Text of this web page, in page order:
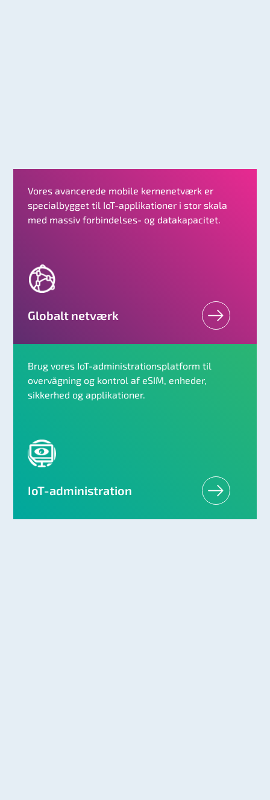
Vores avancerede mobile kernenetværk er
specialbygget til IoT-applikationer i stor skala
med massiv forbindelses- og datakapacitet.
Globalt netværk
Brug vores IoT-administrationsplatform til
overvågning og kontrol af eSIM, enheder,
sikkerhed og applikationer.
IoT-administration